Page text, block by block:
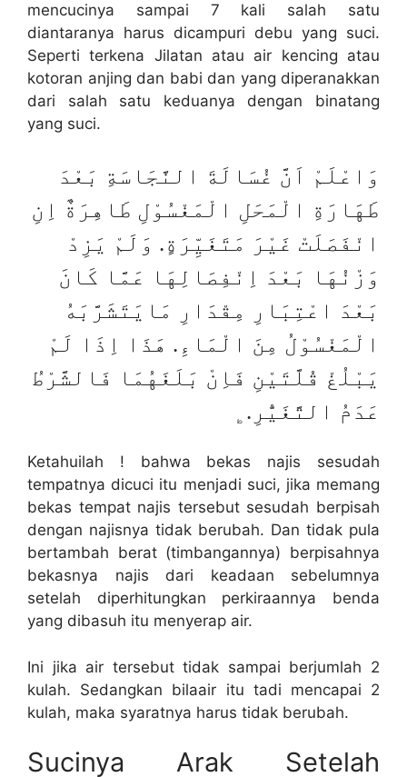
mencucinya sampai 7 kali salah satu
diantaranya harus dicampuri debu yang suci.
Seperti terkena Jilatan atau air kencing atau
kotoran anjing dan babi dan yang diperanakkan
dari salah satu keduanya dengan binatang
yang suci.
وَاعْلَمْ اَنَّ غُسَالَةَ النَّجَاسَةِ بَعْدَ
طَهَارَةِ الْمَحَلِ الْمَغْسُوْلِ طَاهِرَةٌ اِنِ
انْفَصَلَتْ غَيْرَ مَتَغَيِّرَةٍ. وَلَمْ يَزِدْ
وَزْنُهَا بَعْدَ اِنْفِصَالِهَا عَمَّا كَانَ
بَعْدَ اعْتِبَارِ مِقْدَارِ مَايَتَشَرَّبَهُ
الْمَغْسُوْلُ مِنَ الْمَاءِ. هَذَا اِذَا لَمْ
يَبْلُغْ قُلَّتَيْنِ فَاِنْ بَلَغَهُمَا فَالشَّرْطُ
عَدَمُ التَّغَيُّرِ.﯁
Ketahuilah ! bahwa bekas najis sesudah
tempatnya dicuci itu menjadi suci, jika memang
bekas tempat najis tersebut sesudah berpisah
dengan najisnya tidak berubah. Dan tidak pula
bertambah berat (timbangannya) berpisahnya
bekasnya najis dari keadaan sebelumnya
setelah diperhitungkan perkiraannya benda
yang dibasuh itu menyerap air.
Ini jika air tersebut tidak sampai berjumlah 2
kulah. Sedangkan bilaair itu tadi mencapai 2
kulah, maka syaratnya harus tidak berubah.
Sucinya Arak Setelah